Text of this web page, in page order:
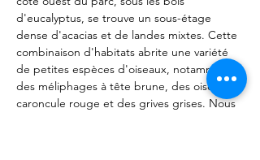
d'eucalyptus, se trouve un sous-étage
dense d'acacias et de landes mixtes. Cette
combinaison d'habitats abrite une variété
de petites espèces d'oiseaux, notamment
des méliphages à tête brune, des oiseaux à
caroncule rouge et des grives grises. Nous